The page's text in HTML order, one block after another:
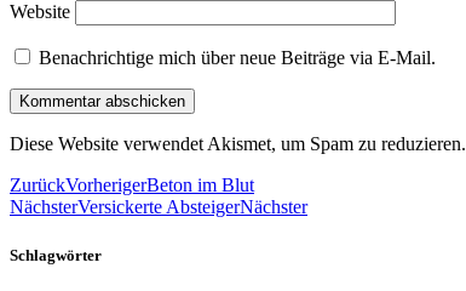
Website
Benachrichtige mich über neue Beiträge via E-Mail.
Diese Website verwendet Akismet, um Spam zu reduzieren.
ZurückVorherigerBeton im Blut
NächsterVersickerte AbsteigerNächster
Schlagwörter